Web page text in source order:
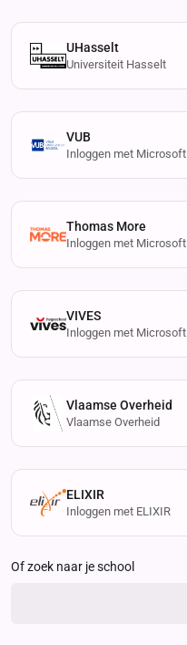
UHasselt
Universiteit Hasselt
VUB
Inloggen met Microsoft
Thomas More
Inloggen met Microsoft
VIVES
Inloggen met Microsoft
Vlaamse Overheid
Vlaamse Overheid
ELIXIR
Inloggen met ELIXIR
Of zoek naar je school